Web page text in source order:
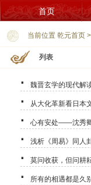
首页
当前位置 乾元首页 >
列表
· 魏晋玄学的现代解
· 从大化革新看日
· 心有安处——沈秀
· 浅析《周易》同人
· 莫问收获，但问
· 所有的相遇都是